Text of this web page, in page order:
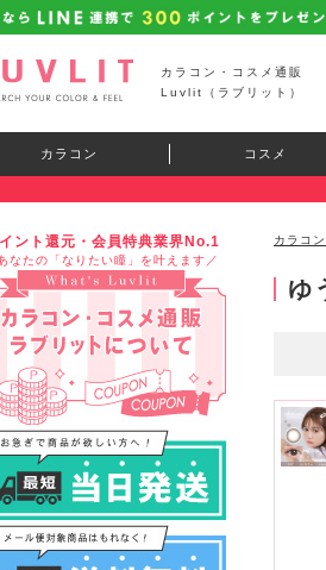
カラコン・コスメ通販
Luvlit（ラブリット）
カラコン コスメ
ント還元・会員特典業界No.1
なたの「なりたい瞳」を叶えます／
カラコ
ゆ